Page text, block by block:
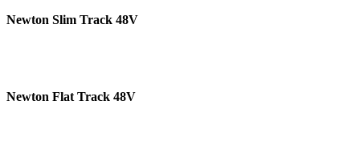
Newton Slim Track 48V
Newton Flat Track 48V